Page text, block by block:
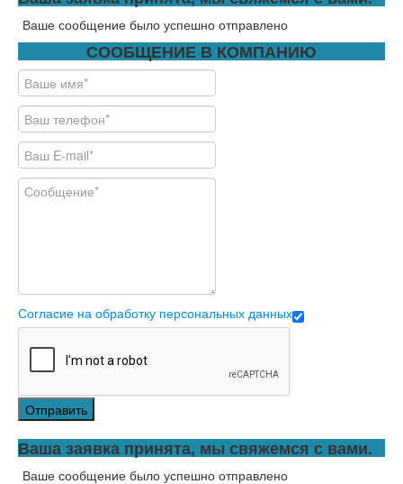
Ваше сообщение было успешно отправлено
СООБЩЕНИЕ В КОМПАНИЮ
Согласие на обработку персональных данных
Отправить
Ваша заявка принята, мы свяжемся с вами.
Ваше сообщение было успешно отправлено